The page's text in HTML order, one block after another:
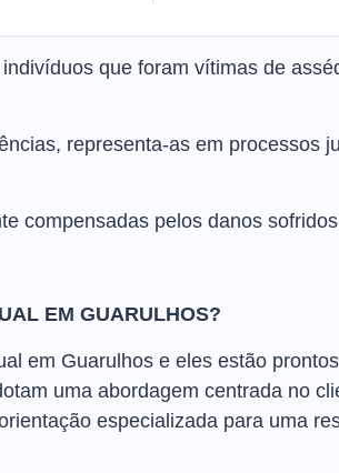
que foram vítimas de
representa-as em processos
compensadas pelos danos
EM GUARULHOS?
em Guarulhos e eles estão
uma abordagem centrada no
especializada para uma